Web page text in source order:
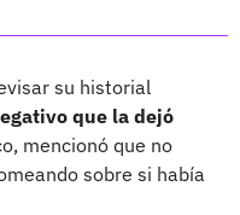
su historial
que la dejó
mencionó que no
sobre si había